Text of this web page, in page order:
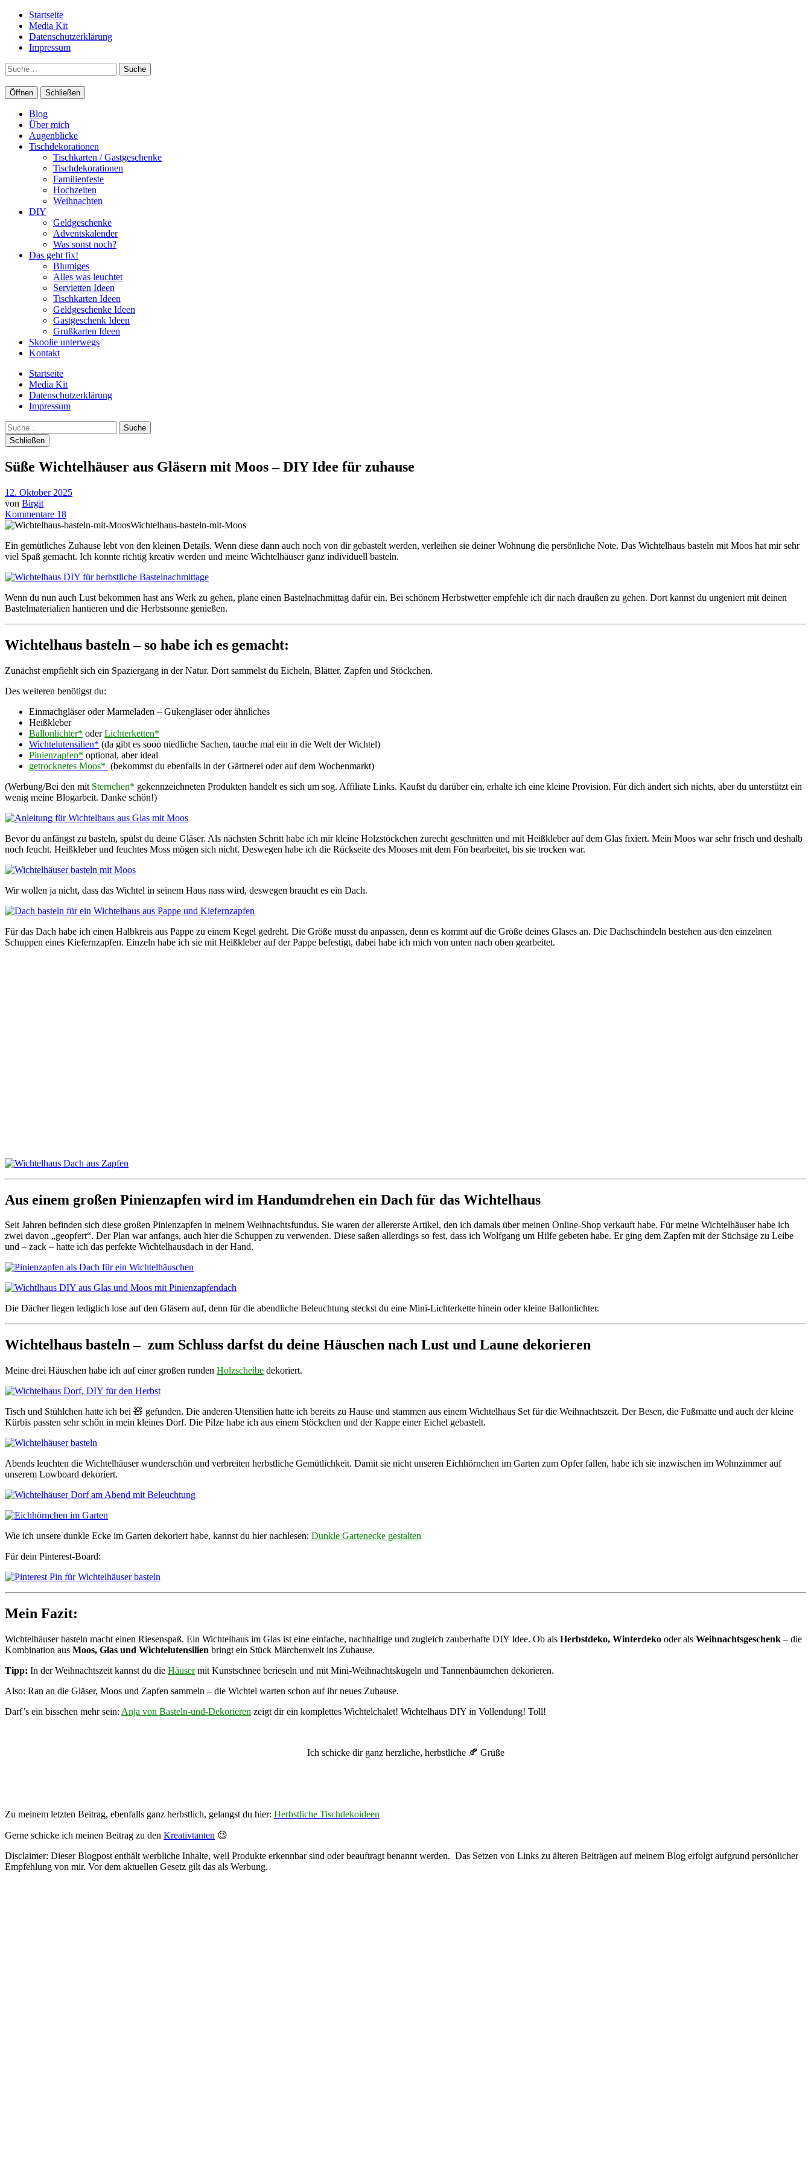
Startseite
Media Kit
Datenschutzerklärung
Impressum
Suche
Öffnen Schließen
Blog
Über mich
Augenblicke
Tischdekorationen
Tischkarten / Gastgeschenke
Tischdekorationen
Familienfeste
Hochzeiten
Weihnachten
DIY
Geldgeschenke
Adventskalender
Was sonst noch?
Das geht fix!
Blumiges
Alles was leuchtet
Servietten Ideen
Tischkarten Ideen
Geldgeschenke Ideen
Gastgeschenk Ideen
Grußkarten Ideen
Skoolie unterwegs
Kontakt
Startseite
Media Kit
Datenschutzerklärung
Impressum
Suche
Schließen
Süße Wichtelhäuser aus Gläsern mit Moos – DIY Idee für zuhause
12. Oktober 2025
von Birgit
Kommentare 18
Wichtelhaus-basteln-mit-Moos
Ein gemütliches Zuhause lebt von den kleinen Details. Wenn diese dann auch noch von dir gebastelt werden, verleihen sie deiner Wohnung die persönliche Note. Das Wichtelhaus basteln mit Moos hat mir sehr
viel Spaß gemacht. Ich konnte richtig kreativ werden und meine Wichtelhäuser ganz individuell basteln.
Wenn du nun auch Lust bekommen hast ans Werk zu gehen, plane einen Bastelnachmittag dafür ein. Bei schönem Herbstwetter empfehle ich dir nach draußen zu gehen. Dort kannst du ungeniert mit deinen
Bastelmaterialien hantieren und die Herbstsonne genießen.
Wichtelhaus basteln – so habe ich es gemacht:
Zunächst empfiehlt sich ein Spaziergang in der Natur. Dort sammelst du Eicheln, Blätter, Zapfen und Stöckchen.
Des weiteren benötigst du:
Einmachgläser oder Marmeladen – Gukengläser oder ähnliches
Heißkleber
Ballonlichter* oderLichterketten*
Wichtelutensilien* (da gibt es sooo niedliche Sachen, tauche mal ein in die Welt der Wichtel)
Pinienzapfen* optional, aber ideal
getrocknetes Moos* (bekommst du ebenfalls in der Gärtnerei oder auf dem Wochenmarkt)
(Werbung/Bei den mit Sternchen* gekennzeichneten Produkten handelt es sich um sog. Affiliate Links. Kaufst du darüber ein, erhalte ich eine kleine Provision. Für dich ändert sich nichts, aber du unterstützt ein
wenig meine Blogarbeit. Danke schön!)
Bevor du anfängst zu basteln, spülst du deine Gläser. Als nächsten Schritt habe ich mir kleine Holzstöckchen zurecht geschnitten und mit Heißkleber auf dem Glas fixiert. Mein Moos war sehr frisch und deshalb
noch feucht. Heißkleber und feuchtes Moss mögen sich nicht. Deswegen habe ich die Rückseite des Mooses mit dem Fön bearbeitet, bis sie trocken war.
Wir wollen ja nicht, dass das Wichtel in seinem Haus nass wird, deswegen braucht es ein Dach.
Für das Dach habe ich einen Halbkreis aus Pappe zu einem Kegel gedreht. Die Größe musst du anpassen, denn es kommt auf die Größe deines Glases an. Die Dachschindeln bestehen aus den einzelnen
Schuppen eines Kiefernzapfen. Einzeln habe ich sie mit Heißkleber auf der Pappe befestigt, dabei habe ich mich von unten nach oben gearbeitet.
Aus einem großen Pinienzapfen wird im Handumdrehen ein Dach für das Wichtelhaus
Seit Jahren befinden sich diese großen Pinienzapfen in meinem Weihnachtsfundus. Sie waren der allererste Artikel, den ich damals über meinen Online-Shop verkauft habe. Für meine Wichtelhäuser habe ich
zwei davon „geopfert“. Der Plan war anfangs, auch hier die Schuppen zu verwenden. Diese saßen allerdings so fest, dass ich Wolfgang um Hilfe gebeten habe. Er ging dem Zapfen mit der Stichsäge zu Leibe
und – zack – hatte ich das perfekte Wichtelhausdach in der Hand.
Die Dächer liegen lediglich lose auf den Gläsern auf, denn für die abendliche Beleuchtung steckst du eine Mini-Lichterkette hinein oder kleine Ballonlichter.
Wichtelhaus basteln – zum Schluss darfst du deine Häuschen nach Lust und Laune dekorieren
Meine drei Häuschen habe ich auf einer großen runden Holzscheibe dekoriert.
Tisch und Stühlchen hatte ich bei 🧸 gefunden. Die anderen Utensilien hatte ich bereits zu Hause und stammen aus einem Wichtelhaus Set für die Weihnachtszeit. Der Besen, die Fußmatte und auch der kleine
Kürbis passten sehr schön in mein kleines Dorf. Die Pilze habe ich aus einem Stöckchen und der Kappe einer Eichel gebastelt.
Abends leuchten die Wichtelhäuser wunderschön und verbreiten herbstliche Gemütlichkeit. Damit sie nicht unseren Eichhörnchen im Garten zum Opfer fallen, habe ich sie inzwischen im Wohnzimmer auf
unserem Lowboard dekoriert.
Wie ich unsere dunkle Ecke im Garten dekoriert habe, kannst du hier nachlesen: Dunkle Gartenecke gestalten
Für dein Pinterest-Board:
Mein Fazit:
Wichtelhäuser basteln macht einen Riesenspaß. Ein Wichtelhaus im Glas ist eine einfache, nachhaltige und zugleich zauberhafte DIY Idee. Ob als Herbstdeko, Winterdeko oder als Weihnachtsgeschenk – die
Kombination aus Moos, Glas und Wichtelutensilien bringt ein Stück Märchenwelt ins Zuhause.
Tipp: In der Weihnachtszeit kannst du die Häusermit Kunstschnee berieseln und mit Mini-Weihnachtskugeln und Tannenbäumchen dekorieren.
Also: Ran an die Gläser, Moos und Zapfen sammeln – die Wichtel warten schon auf ihr neues Zuhause.
Darf’s ein bisschen mehr sein: Anja von Basteln-und-Dekorieren zeigt dir ein komplettes Wichtelchalet! Wichtelhaus DIY in Vollendung! Toll!
Ich schicke dir ganz herzliche, herbstliche 🍂 Grüße
Zu meinem letzten Beitrag, ebenfalls ganz herbstlich, gelangst du hier: Herbstliche Tischdekoideen
Gerne schicke ich meinen Beitrag zu den Kreativtanten 😉
Disclaimer: Dieser Blogpost enthält werbliche Inhalte, weil Produkte erkennbar sind oder beauftragt benannt werden. Das Setzen von Links zu älteren Beiträgen auf meinem Blog erfolgt aufgrund persönlicher
Empfehlung von mir. Vor dem aktuellen Gesetz gilt das als Werbung.